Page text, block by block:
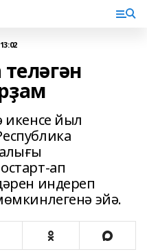
икенсе йыл
ап
индереп
эйә.